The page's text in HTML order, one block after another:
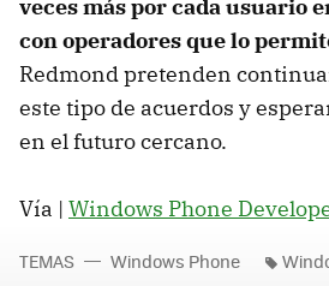
veces más por cada usuario
con operadores que lo
Redmond pretenden
este tipo de acuerdos y
en el futuro cercano.
Vía | Windows Phone
TEMAS Windows Phone